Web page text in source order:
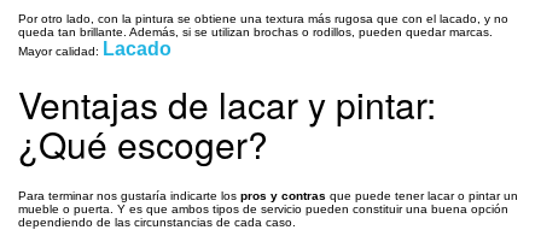
Por otro lado, con la pintura se obtiene una textura más rugosa que con el lacado, y no
queda tan brillante. Además, si se utilizan brochas o rodillos, pueden quedar marcas.
Mayor calidad:
Lacado
Ventajas de lacar y pintar:
¿Qué escoger?
Para terminar nos gustaría indicarte los pros y contras que puede tener lacar o pintar un
mueble o puerta. Y es que ambos tipos de servicio pueden constituir una buena opción
dependiendo de las circunstancias de cada caso.